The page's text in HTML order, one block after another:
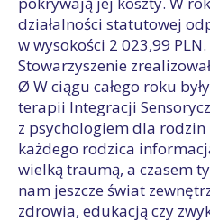
działalności statutowej
w wysokości 2 023,99
Stowarzyszenie
Ø W ciągu całego roku
terapii Integracji
z psychologiem dla
każdego rodzica
wielką traumą, a czasem
nam jeszcze świat
zdrowia, edukacją czy